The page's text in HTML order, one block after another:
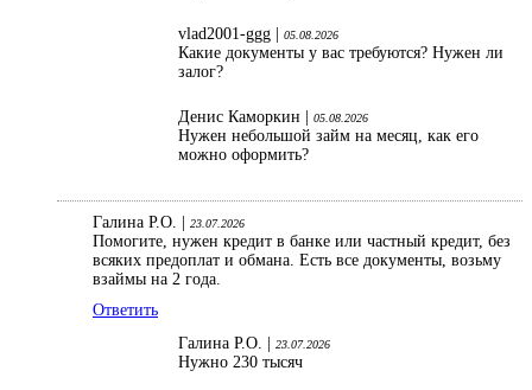
vlad2001-ggg | 05.08.2026
Какие документы у вас требуются? Нужен ли
залог?
Денис Каморкин | 05.08.2026
Нужен небольшой займ на месяц, как его
можно оформить?
Галина Р.О. | 23.07.2026
Помогите, нужен кредит в банке или частный кредит, без
всяких предоплат и обмана. Есть все документы, возьму
взаймы на 2 года.
Ответить
Галина Р.О. |
23.07.2026
Нужно 230 тысяч